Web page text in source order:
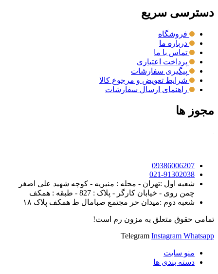
دسترسی سریع
فروشگاه
درباره ما
تماس با ما
پرداخت اعتباری
پیگیری سفارشات
شرایط تعویض و مرجوع کالا
راهنمای ارسال سفارشات
مجوز ها
09386006207
021-91302038
شعبه اول :تهران - محله : منیریه - کوچه شهید علی اصغر
چمن روی - خیابان کارگر - پلاک : 827 - طبقه : همکف
شعبه دوم :میدان حر مجتمع صبامال ط همکف پلاک ۱۸
تمامی حقوق متعلق به مزون رم است!
Telegram Instagram Whatsapp
منو سایت
دسته بندی ها